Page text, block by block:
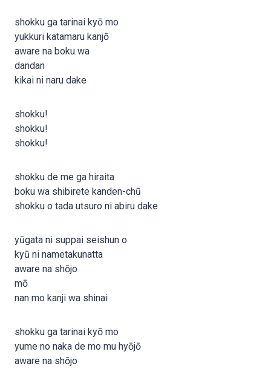
shokku ga tarinai kyō mo
yukkuri katamaru kanjō
aware na boku wa
dandan
kikai ni naru dake
shokku!
shokku!
shokku!
shokku de me ga hiraita
boku wa shibirete kanden-chū
shokku o tada utsuro ni abiru dake
yūgata ni suppai seishun o
kyū ni nametakunatta
aware na shōjo
mō
nan mo kanji wa shinai
shokku ga tarinai kyō mo
yume no naka de mo mu hyōjō
aware na shōjo